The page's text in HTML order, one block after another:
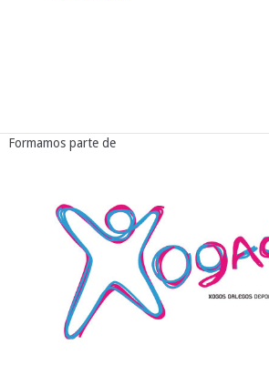
Formamos parte de